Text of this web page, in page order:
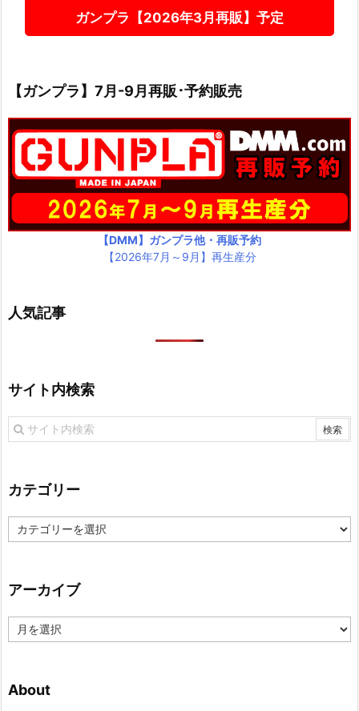
ガンプラ【2026年3月再販】予定
【ガンプラ】7月-9月再販･予約販売
【DMM】ガンプラ他・再販予約
【2026年7月～9月】再生産分
人気記事
サイト内検索
カテゴリー
テ
ー
アーカイブ
ー
ブ
About